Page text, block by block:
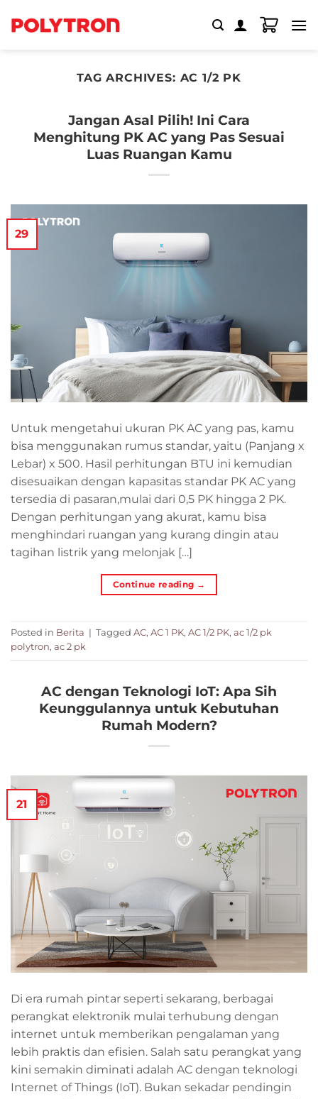
TAG ARCHIVES: AC 1/2 PK
Jangan Asal Pilih! Ini Cara
Menghitung PK AC yang Pas Sesuai
Luas Ruangan Kamu
29
Untuk mengetahui ukuran PK AC yang pas, kamu
bisa menggunakan rumus standar, yaitu (Panjang x
Lebar) x 500. Hasil perhitungan BTU ini kemudian
disesuaikan dengan kapasitas standar PK AC yang
tersedia di pasaran,mulai dari 0,5 PK hingga 2 PK.
Dengan perhitungan yang akurat, kamu bisa
menghindari ruangan yang kurang dingin atau
tagihan listrik yang melonjak […]
Continue reading →
Posted in Berita | Tagged AC, AC 1 PK, AC 1/2 PK, ac 1/2 pk
polytron, ac 2 pk
AC dengan Teknologi IoT: Apa Sih
Keunggulannya untuk Kebutuhan
Rumah Modern?
21
Di era rumah pintar seperti sekarang, berbagai
perangkat elektronik mulai terhubung dengan
internet untuk memberikan pengalaman yang
lebih praktis dan efisien. Salah satu perangkat yang
kini semakin diminati adalah AC dengan teknologi
Internet of Things (IoT). Bukan sekadar pendingin